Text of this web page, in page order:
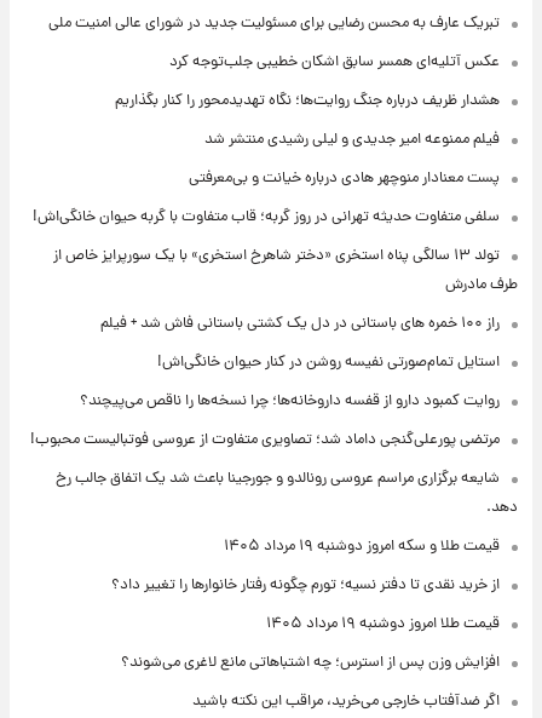
تبریک عارف به محسن رضایی برای مسئولیت جدید در شورای عالی امنیت ملی
عکس‌ آتلیه‌ای همسر سابق اشکان خطیبی جلب‌توجه کرد
هشدار ظریف درباره جنگ روایت‌ها؛ نگاه تهدیدمحور را کنار بگذاریم
فیلم ممنوعه امیر جدیدی و لیلی رشیدی منتشر شد
پست معنادار منوچهر هادی درباره خیانت و بی‌معرفتی
سلفی متفاوت حدیثه تهرانی در روز گربه؛ قاب متفاوت با گربه حیوان خانگی‌اش!
تولد ۱۳ سالگی پناه استخری «دختر شاهرخ استخری» با یک سورپرایز خاص از
طرف مادرش
راز ۱۰۰ خمره های باستانی در دل یک کشتی باستانی فاش شد + فیلم
استایل تمام‌صورتی نفیسه روشن در کنار حیوان خانگی‌اش!
روایت کمبود دارو از قفسه داروخانه‌ها؛ چرا نسخه‌ها را ناقص می‌پیچند؟
مرتضی پورعلی‌گنجی داماد شد؛ تصاویری متفاوت از عروسی فوتبالیست محبوب!
شایعه برگزاری مراسم عروسی رونالدو و جورجینا باعث شد یک اتفاق جالب رخ
دهد.
قیمت طلا و سکه امروز دوشنبه ۱۹ مرداد ۱۴۰۵
از خرید نقدی تا دفتر نسیه؛ تورم چگونه رفتار خانوارها را تغییر داد؟
قیمت طلا امروز دوشنبه ۱۹ مرداد ۱۴۰۵
افزایش وزن پس از استرس؛ چه اشتباهاتی مانع لاغری می‌شوند؟
اگر ضدآفتاب خارجی می‌خرید، مراقب این نکته باشید